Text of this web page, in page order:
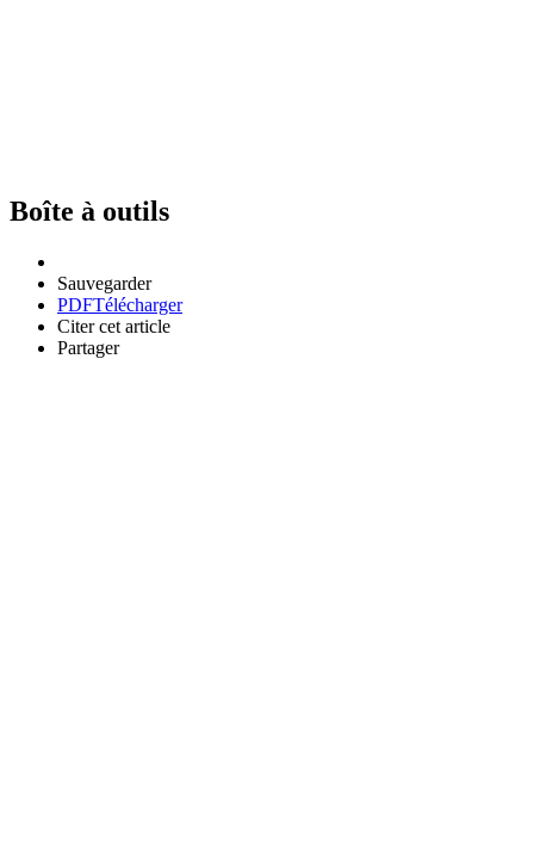
Boîte à outils
Sauvegarder
PDFTélécharger
Citer cet article
Partager